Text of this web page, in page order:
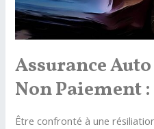
Assurance
Non Paiement :
Être confronté à une